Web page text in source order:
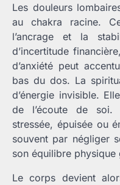
Les douleurs
au chakra racine.
l’ancrage et la
d’incertitude
d’anxiété peut
bas du dos. La
d’énergie invisible.
de l’écoute de soi.
stressée, épuisée ou
souvent par négliger
son équilibre physique
Le corps devient